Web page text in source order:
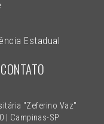
Estadual
"Zeferino Vaz"
| Campinas-SP